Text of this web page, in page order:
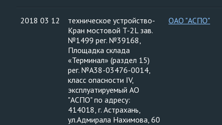
2018 03 12
техническое устройство-
Кран мостовой T-2L зав.
№1499 рег. №39168,
Площадка склада
«Терминал» (раздел 15)
рег. №А38-03476-0014,
класс опасности IV,
эксплуатируемый АО
"АСПО" по адресу:
414018, г. Астрахань,
ул.Адмирала Нахимова, 60
ОАО "АСПО"